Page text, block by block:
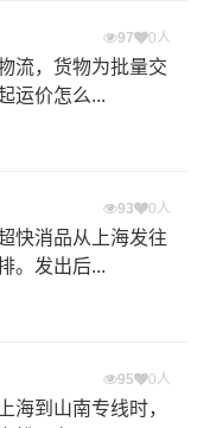
97 0人
流，货物为批量交
运价怎么...
93 0人
快消品从上海发往
。发出后...
95 0人
海到山南专线时，